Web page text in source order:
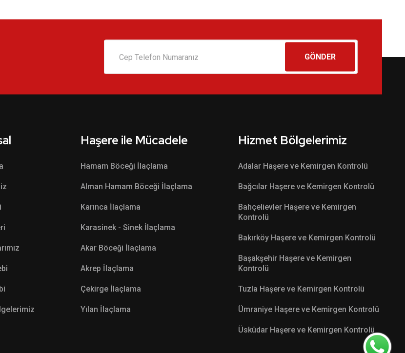
GÖNDER
Haşere ile Mücadele
Hamam Böceği İlaçlama
Alman Hamam Böceği İlaçlama
Karınca İlaçlama
Karasinek - Sinek İlaçlama
Akar Böceği İlaçlama
Akrep İlaçlama
Çekirge İlaçlama
Yılan İlaçlama
Hizmet Bölgelerimiz
Adalar Haşere ve Kemirgen Kontrolü
Bağcılar Haşere ve Kemirgen Kontrolü
Bahçelievler Haşere ve Kemirgen
Kontrolü
Bakırköy Haşere ve Kemirgen Kontrolü
Başakşehir Haşere ve Kemirgen
Kontrolü
Tuzla Haşere ve Kemirgen Kontrolü
Ümraniye Haşere ve Kemirgen Kontrolü
Üsküdar Haşere ve Kemirgen Kontrolü